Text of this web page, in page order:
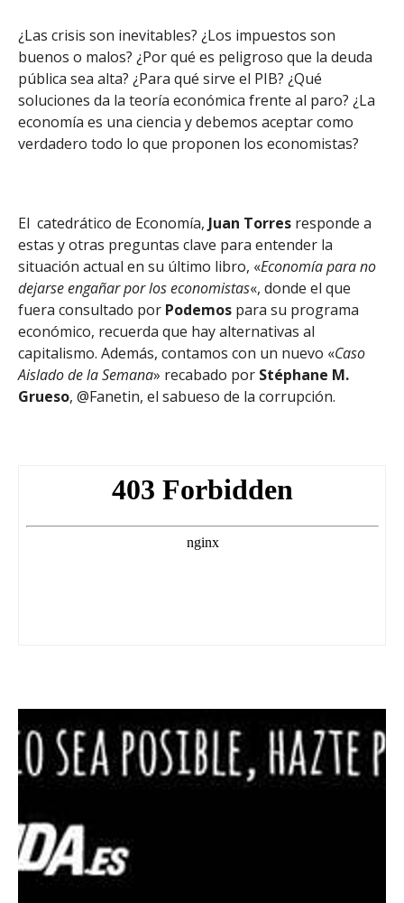
¿Las crisis son inevitables? ¿Los impuestos son
buenos o malos? ¿Por qué es peligroso que la deuda
pública sea alta? ¿Para qué sirve el PIB? ¿Qué
soluciones da la teoría económica frente al paro? ¿La
economía es una ciencia y debemos aceptar como
verdadero todo lo que proponen los economistas?
El catedrático de Economía, Juan Torresresponde a
estas y otras preguntas clave para entender la
situación actual en su último libro, «Economía para no
dejarse engañar por los economistas«, donde el que
fuera consultado por Podemospara su programa
económico, recuerda que hay alternativas al
capitalismo. Además, contamos con un nuevo «Caso
Aislado de la Semana» recabado por Stéphane M.
Grueso, @Fanetin, el sabueso de la corrupción.